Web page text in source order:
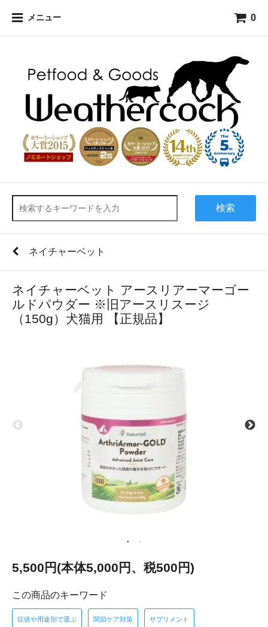
メニュー 0
検索
ネイチャーベット
ネイチャーベット アースリアーマーゴー
ルドパウダー ※旧アースリスージ
（150g）犬猫用 【正規品】
5,500円(本体5,000円、税500円)
この商品のキーワード
症状や用途別で選ぶ 関節ケア対策 サプリメント